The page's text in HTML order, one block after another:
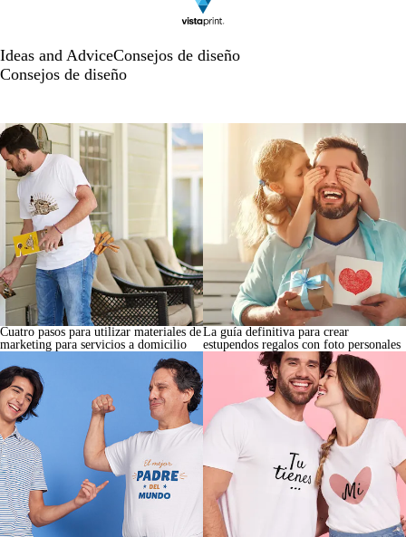
Ideas and AdviceConsejos de diseño
Consejos de diseño
Cuatro pasos para utilizar materiales de
marketing para servicios a domicilio
La guía definitiva para crear
estupendos regalos con foto personales